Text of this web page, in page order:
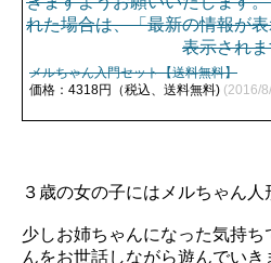
メルちゃん入門セット【送料無料】
価格：4318円（税込、送料無料) (2016/
３歳の女の子にはメルちゃん人
少しお姉ちゃんになった気持
んをお世話しながら遊んでいき